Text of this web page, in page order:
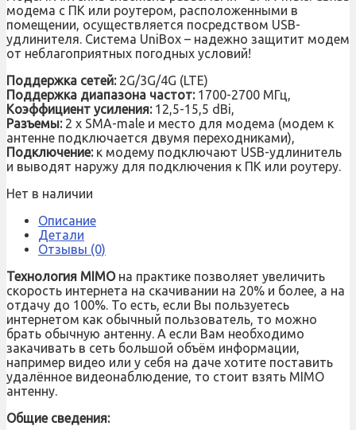
модема с ПК или роутером, расположенными в
помещении, осуществляется посредством USB-
удлинителя. Система UniBox – надежно защитит модем
от неблагоприятных погодных условий!
Поддержка сетей:2G/3G/4G (LTE)
Поддержка диапазона частот:1700-2700 МГц,
Коэффициент усиления:12,5-15,5 dBi,
Разъемы:2 х SMA-male и место для модема (модем к
антенне подключается двумя переходниками),
Подключение:к модему подключают USB-удлинитель
и выводят наружу для подключения к ПК или роутеру.
Нет в наличии
Описание
Детали
Отзывы (0)
Технология MIMOна практике позволяет увеличить
скорость интернета на скачивании на 20% и более, а на
отдачу до 100%. То есть, если Вы пользуетесь
интернетом как обычный пользователь, то можно
брать обычную антенну. А если Вам необходимо
закачивать в сеть большой объём информации,
например видео или у себя на даче хотите поставить
удалённое видеонаблюдение, то стоит взять MIMO
антенну.
Общие сведения: